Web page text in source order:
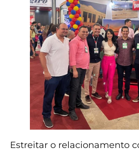
Estreitar o relacionamento